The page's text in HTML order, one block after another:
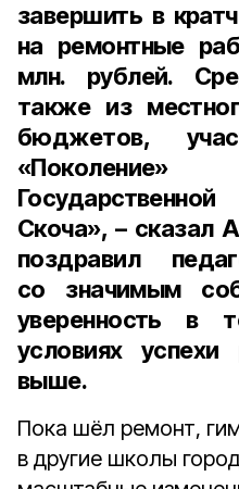
завершить в
на ремонтные
млн. рублей.
также из
бюджетов,
Скоча», – сказал
поздравил
со значимым
уверенность в
условиях
выше.
Пока шёл ремонт,
в другие школы